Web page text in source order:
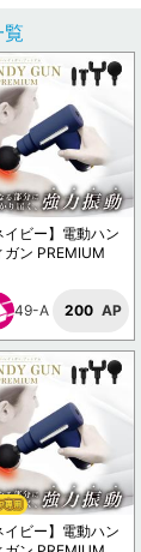
イビー】電動ハン
ガン PREMIUM
49-A 200 AP
イビー】電動ハン